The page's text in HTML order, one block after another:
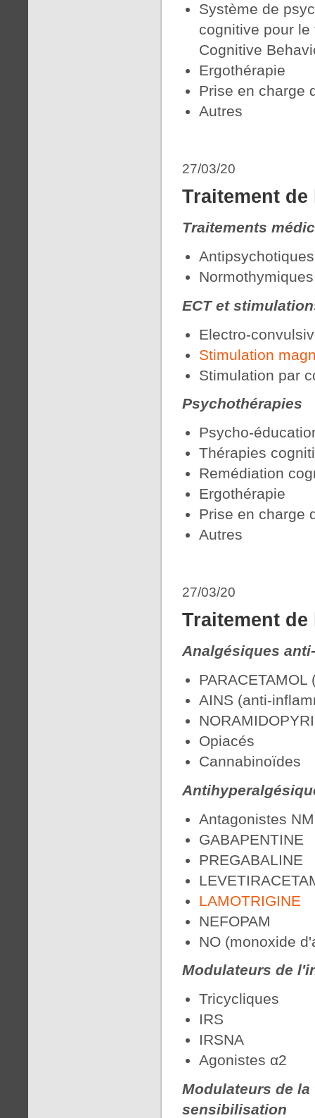
Système de
cognitive pour
Cognitive
Ergothérapie
Prise en charge
Autres
27/03/20
Traitement
Traitements
Antipsychotiques
Normothymiques
ECT et
Electro-
Stimulation
Stimulation par
Psychothérapies
Psycho-
Thérapies
Remédiation
Ergothérapie
Prise en charge
Autres
27/03/20
Traitement
Analgésiques
AINS (anti-
Opiacés
Cannabinoïdes
Antagonistes
GABAPENTINE
PREGABALINE
LAMOTRIGINE
NEFOPAM
NO (monoxide
Modulateurs de
Tricycliques
IRS
IRSNA
Agonistes α2
Modulateurs de
sensibilisation